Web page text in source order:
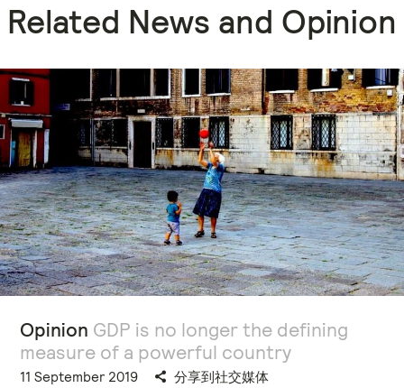
Related News and Opinion
Opinion GDP is no longer the defining
measure of a powerful country
11 September 2019 分享到社交媒体